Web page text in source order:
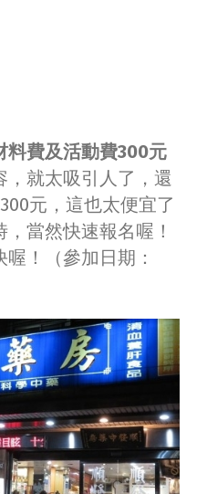
料費及活動費300元
，就太吸引人了，還
元，這也太便宜了
當然快速報名喔！
！（參加日期：